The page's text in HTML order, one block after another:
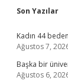
Son Yazılar
Kadın 44
Ağustos 7,
Başka bir
Ağustos 6,